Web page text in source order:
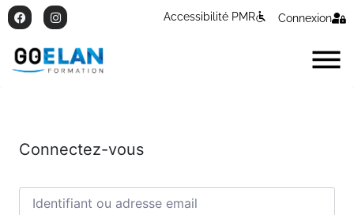
Accessibilité PMR Connexion
Connectez-vous